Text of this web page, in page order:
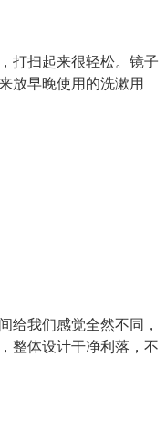
打扫起来很轻松。镜子
放早晚使用的洗漱用
给我们感觉全然不同，
，整体设计干净利落，不